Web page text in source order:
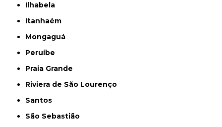
Ilhabela
Itanhaém
Mongaguá
Peruíbe
Praia Grande
Riviera de São Lourenço
Santos
São Sebastião